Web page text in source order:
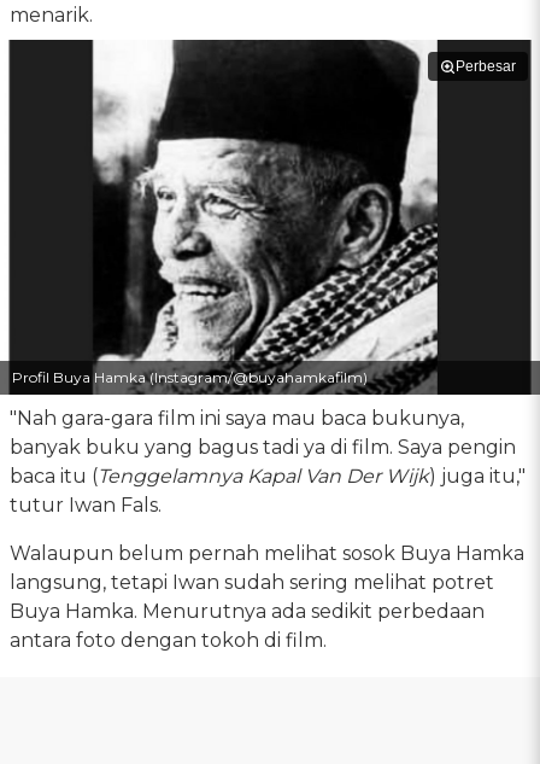
menarik.
Perbesar
Profil Buya Hamka (Instagram/@buyahamkafilm)
"Nah gara-gara film ini saya mau baca bukunya,
banyak buku yang bagus tadi ya di film. Saya pengin
baca itu (Tenggelamnya Kapal Van Der Wijk) juga itu,"
tutur Iwan Fals.
Walaupun belum pernah melihat sosok Buya Hamka
langsung, tetapi Iwan sudah sering melihat potret
Buya Hamka. Menurutnya ada sedikit perbedaan
antara foto dengan tokoh di film.